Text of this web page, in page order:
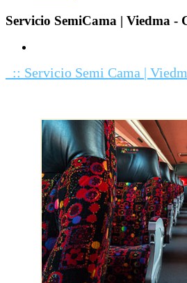
Servicio SemiCama | Viedma -
:: Servicio Semi Cama |